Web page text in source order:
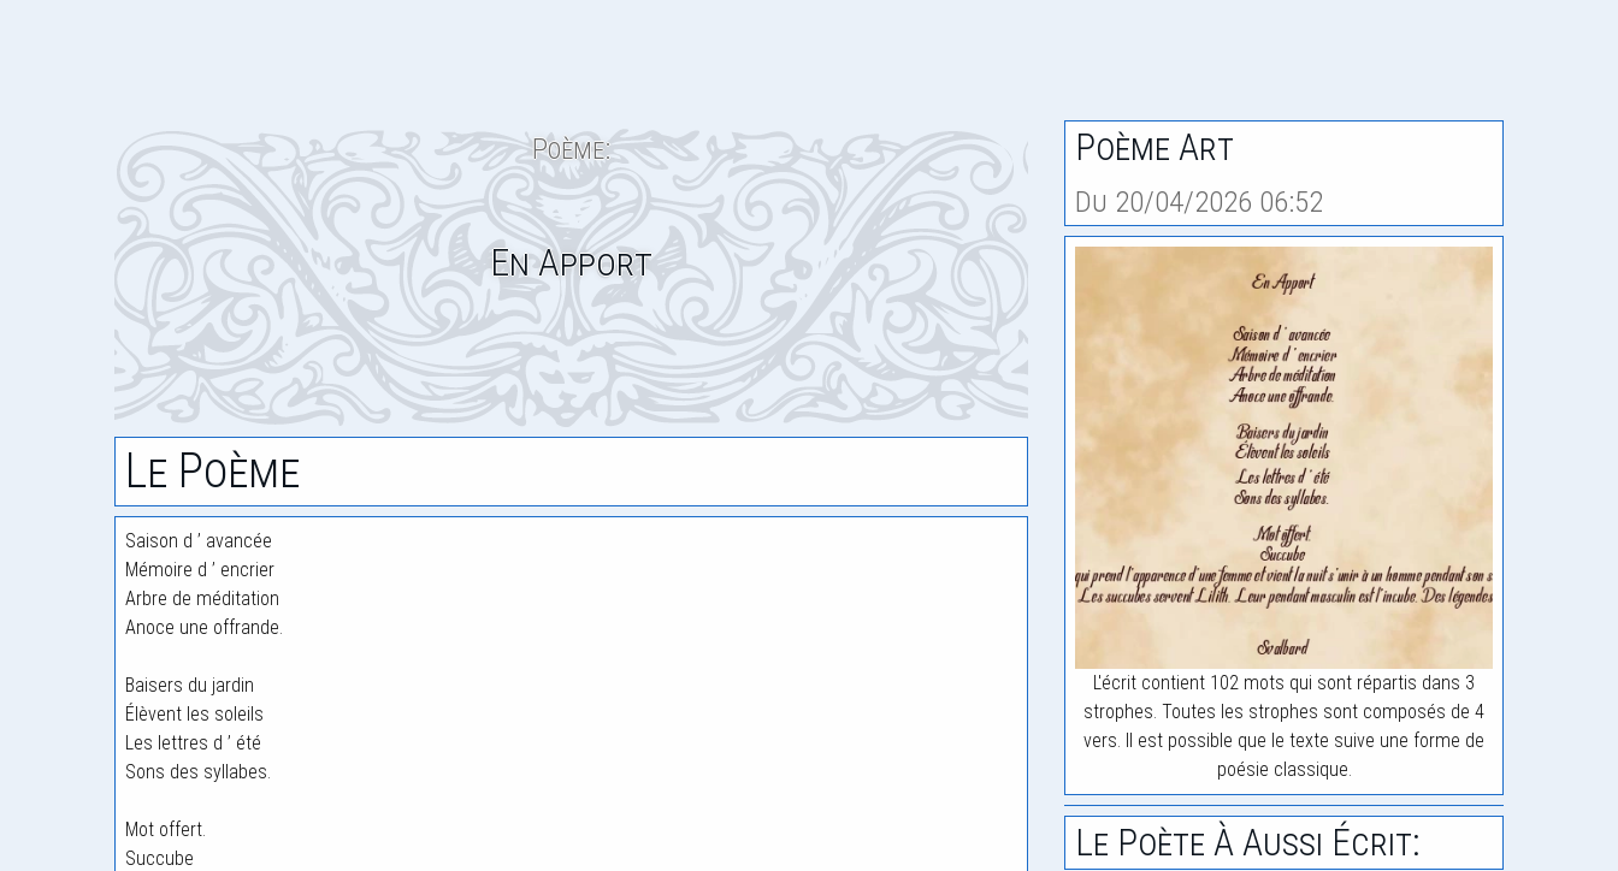
Poème:
En Apport
Le Poème
Saison d ’ avancée
Mémoire d ’ encrier
Arbre de méditation
Anoce une offrande.
Baisers du jardin
Élèvent les soleils
Les lettres d ’ été
Sons des syllabes.
Mot offert.
Succube
Poème Art
Du 20/04/2026 06:52
L'écrit contient 102 mots qui sont répartis dans 3
strophes. Toutes les strophes sont composés de 4
vers. Il est possible que le texte suive une forme de
poésie classique.
Le Poète À Aussi Écrit: